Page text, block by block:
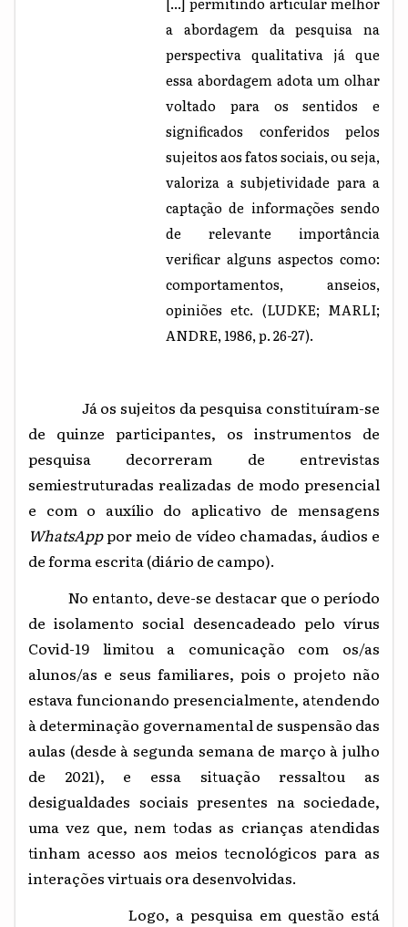
a abordagem da pesquisa na
perspectiva qualitativa já que
essa abordagem adota um olhar
voltado para os sentidos e
significados conferidos pelos
sujeitos aos fatos sociais, ou seja,
valoriza a subjetividade para a
captação de informações sendo
de relevante importância
verificar alguns aspectos como:
comportamentos, anseios,
opiniões etc. (LUDKE; MARLI;
ANDRE, 1986, p. 26-27).
Já os sujeitos da pesquisa constituíram-se
de quinze participantes, os instrumentos de
pesquisa decorreram de entrevistas
semiestruturadas realizadas de modo presencial
e com o auxílio do aplicativo de mensagens
WhatsApppor meio de vídeo chamadas, áudios e
de forma escrita (diário de campo).
No entanto, deve-se destacar que o período
de isolamento social desencadeado pelo vírus
Covid-19 limitou a comunicação com os/as
alunos/as e seus familiares, pois o projeto não
estava funcionando presencialmente, atendendo
à determinação governamental de suspensão das
aulas (desde à segunda semana de março à julho
de 2021), e essa situação ressaltou as
desigualdades sociais presentes na sociedade,
uma vez que, nem todas as crianças atendidas
tinham acesso aos meios tecnológicos para as
interações virtuais ora desenvolvidas.
Logo, a pesquisa em questão está